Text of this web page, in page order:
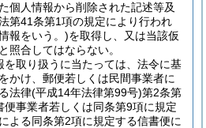
個人情報から削除された記述等及
第41条第1項の規定により行われ
報をいう。)を取得し、又は当該仮
照合してはならない。
を取り扱うに当たっては、法令に基
かけ、郵便若しくは民間事業者に
法律(平成14年法律第99号)第2条第
事業者若しくは同条第9項に規定
よる同条第2項に規定する信書便に